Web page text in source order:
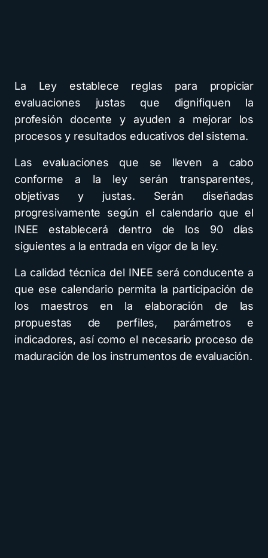
La Ley establece reglas para propiciar
evaluaciones justas que dignifiquen la
profesión docente y ayuden a mejorar los
procesos y resultados educativos del sistema.
Las evaluaciones que se lleven a cabo
conforme a la ley serán transparentes,
objetivas y justas. Serán diseñadas
progresivamente según el calendario que el
INEE establecerá dentro de los 90 días
siguientes a la entrada en vigor de la ley.
La calidad técnica del INEE será conducente a
que ese calendario permita la participación de
los maestros en la elaboración de las
propuestas de perfiles, parámetros e
indicadores, así como el necesario proceso de
maduración de los instrumentos de evaluación.